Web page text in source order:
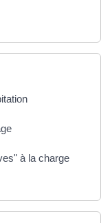
à la charge